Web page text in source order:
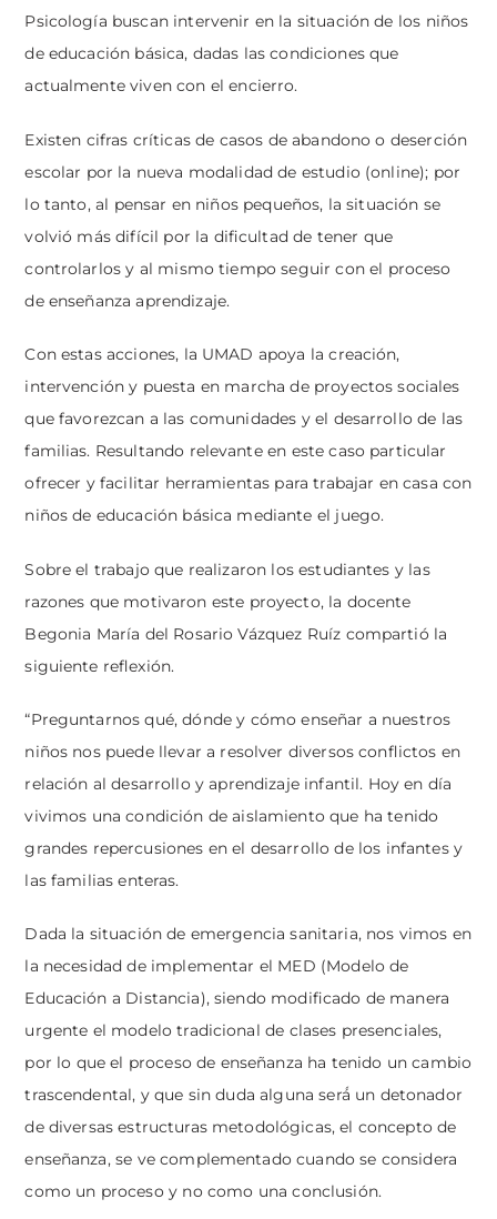
Psicología buscan intervenir en la situación de los niños
de educación básica, dadas las condiciones que
actualmente viven con el encierro.
Existen cifras críticas de casos de abandono o deserción
escolar por la nueva modalidad de estudio (online); por
lo tanto, al pensar en niños pequeños, la situación se
volvió más difícil por la dificultad de tener que
controlarlos y al mismo tiempo seguir con el proceso
de enseñanza aprendizaje.
Con estas acciones, la UMAD apoya la creación,
intervención y puesta en marcha de proyectos sociales
que favorezcan a las comunidades y el desarrollo de las
familias. Resultando relevante en este caso particular
ofrecer y facilitar herramientas para trabajar en casa con
niños de educación básica mediante el juego.
Sobre el trabajo que realizaron los estudiantes y las
razones que motivaron este proyecto, la docente
Begonia María del Rosario Vázquez Ruíz compartió la
siguiente reflexión.
“Preguntarnos qué, dónde y cómo enseñar a nuestros
niños nos puede llevar a resolver diversos conflictos en
relación al desarrollo y aprendizaje infantil. Hoy en día
vivimos una condición de aislamiento que ha tenido
grandes repercusiones en el desarrollo de los infantes y
las familias enteras.
Dada la situación de emergencia sanitaria, nos vimos en
la necesidad de implementar el MED (Modelo de
Educación a Distancia), siendo modificado de manera
urgente el modelo tradicional de clases presenciales,
por lo que el proceso de enseñanza ha tenido un cambio
trascendental, y que sin duda alguna será́ un detonador
de diversas estructuras metodológicas, el concepto de
enseñanza, se ve complementado cuando se considera
como un proceso y no como una conclusión.